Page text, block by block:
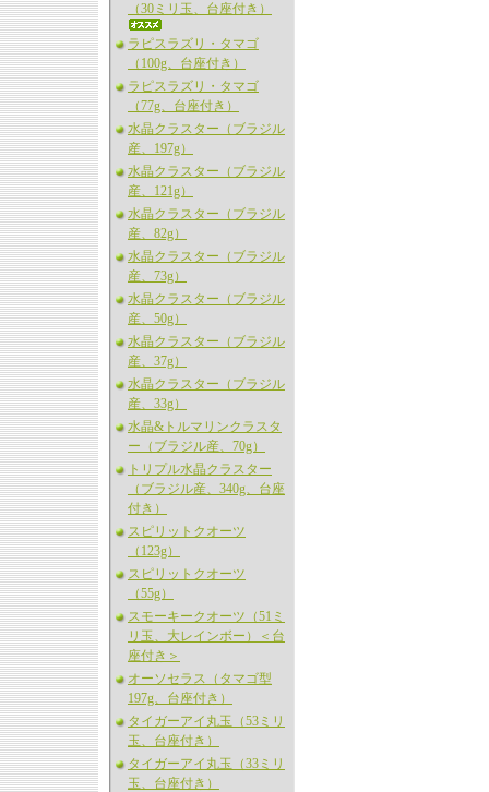
（30ミリ玉、台座付き）
ラピスラズリ・タマゴ
（100g、台座付き）
ラピスラズリ・タマゴ
（77g、台座付き）
水晶クラスター（ブラジル
産、197g）
水晶クラスター（ブラジル
産、121g）
水晶クラスター（ブラジル
産、82g）
水晶クラスター（ブラジル
産、73g）
水晶クラスター（ブラジル
産、50g）
水晶クラスター（ブラジル
産、37g）
水晶クラスター（ブラジル
産、33g）
水晶&トルマリンクラスタ
ー（ブラジル産、70g）
トリプル水晶クラスター
（ブラジル産、340g、台座
付き）
スピリットクオーツ
（123g）
スピリットクオーツ
（55g）
スモーキークオーツ（51ミ
リ玉、大レインボー）＜台
座付き＞
オーソセラス（タマゴ型
197g、台座付き）
タイガーアイ丸玉（53ミリ
玉、台座付き）
タイガーアイ丸玉（33ミリ
玉、台座付き）